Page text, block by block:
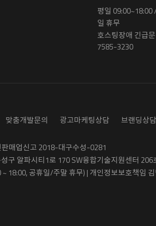
평일 09:00~18:00
일 휴무
호스팅장애 긴급
7585-3230
맞춤개발문의 광고마케팅상담 브랜딩상
매업신고 2018-대구수성-0281
구 알파시티1로 170 SW융합기술지원센터 206
~ 18:00, 공휴일/주말 휴무) | 개인정보보호책임